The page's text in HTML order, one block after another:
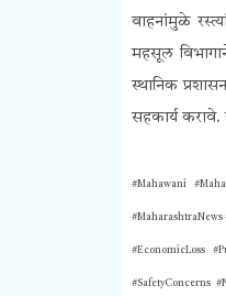
वाहनांमुळे
महसूल
स्थानिक
सहकार्य
#Mahawani
#EconomicLoss
#SafetyConcerns